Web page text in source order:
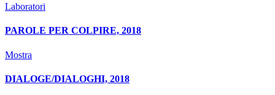
Laboratori
PAROLE PER COLPIRE, 2018
Mostra
DIALOGE/DIALOGHI, 2018